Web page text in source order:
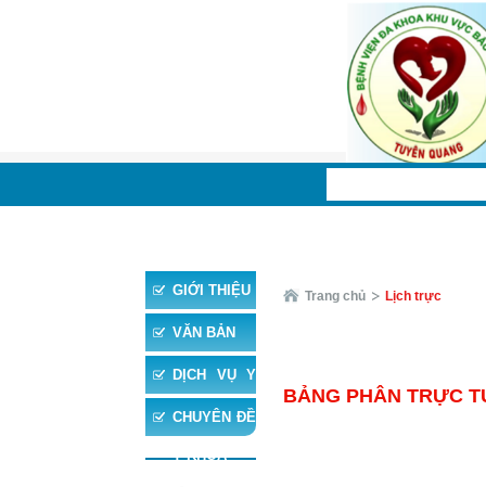
GIỚI THIỆU
VĂN BẢN
DỊCH VỤ Y
TẾ
CHUYÊN ĐỀ
Y KHOA
Trang chủ Lịch trực
BẢNG PHÂN TRỰC